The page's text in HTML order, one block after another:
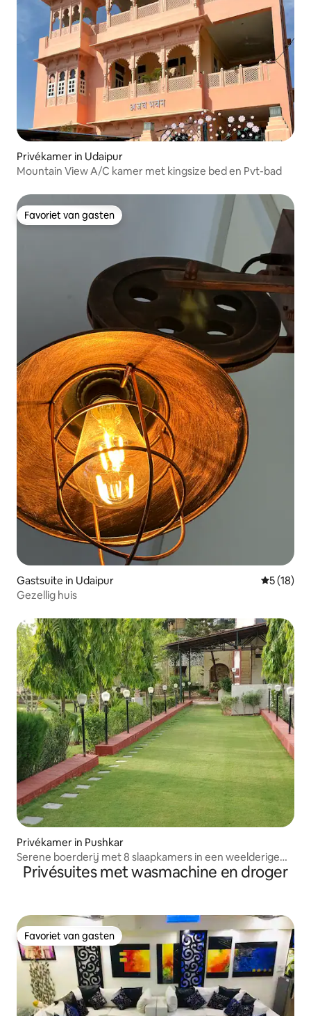
Privékamer in Udaipur
Mountain View A/C kamer met kingsize bed en Pvt-bad
Favoriet van gasten
Favoriet van gasten
Gastsuite in Udaipur
5 (18)
Gezellig huis
Privékamer in Pushkar
Serene boerderij met 8 slaapkamers in een weelderige
groene omgeving
Privésuites met wasmachine en droger
Favoriet van gasten
Favoriet van gasten